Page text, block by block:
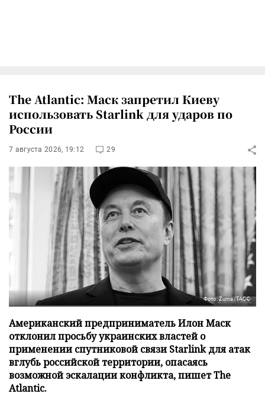
The Atlantic: Маск запретил Киеву
использовать Starlink для ударов по
России
7 августа 2026, 19:12 29
Фото: Zuma/ТАСС
Американский предприниматель Илон Маск
отклонил просьбу украинских властей о
применении спутниковой связи Starlink для атак
вглубь российской территории, опасаясь
возможной эскалации конфликта, пишет The
Atlantic.